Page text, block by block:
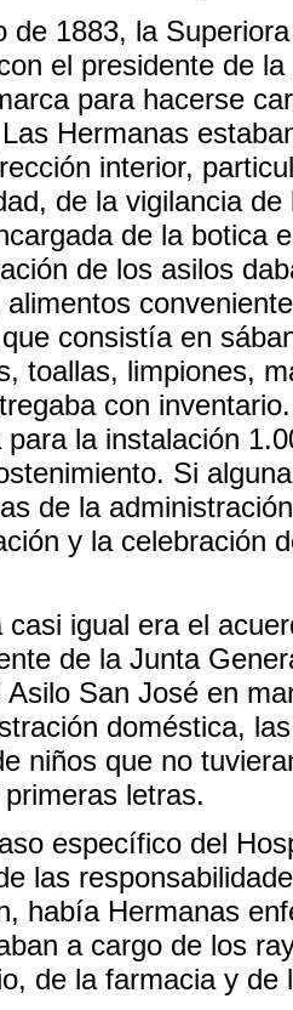
de 1883, la
el presidente de
para hacerse
Hermanas
interior,
de la vigilancia
de la botica
de los asilos
alimentos
consistía en
toallas, limpiones,
con
para la instalación
Si
de la
y la celebración
casi igual era el
de la Junta
Asilo San José en
doméstica,
niños que no
letras.
específico del
las
había Hermanas
a cargo de los
de la farmacia y